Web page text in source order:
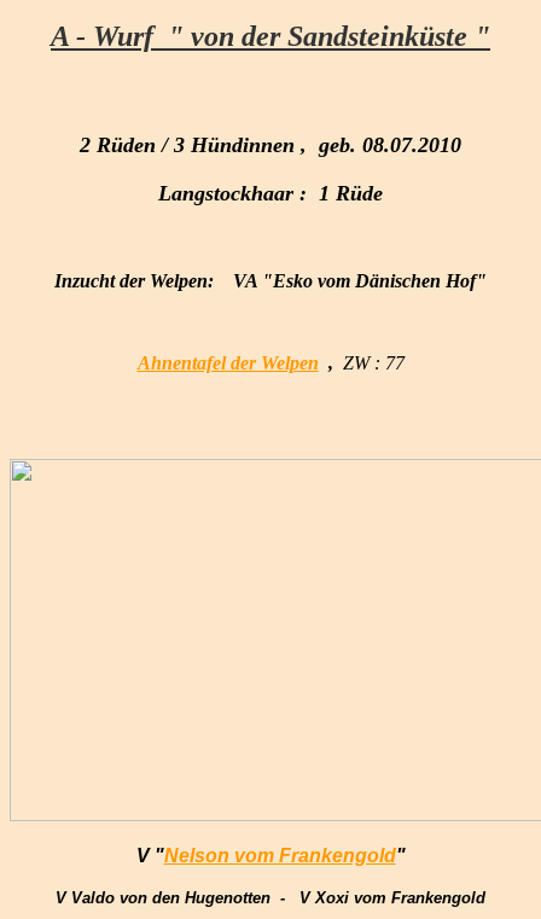
A - Wurf " von der Sandsteinküste "
2 Rüden / 3 Hündinnen , geb. 08.07.2010
Langstockhaar : 1 Rüde
Inzucht der Welpen: VA "Esko vom Dänischen Hof"
Ahnentafel der Welpen , ZW : 77
V "Nelson vom Frankengold"
V Valdo von den Hugenotten - V Xoxi vom Frankengold